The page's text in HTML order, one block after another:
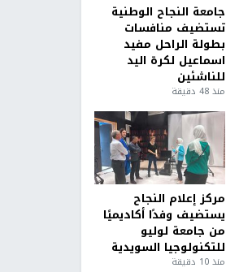
جامعة النجاح الوطنية
تستضيف منافسات
بطولة الراحل مفيد
اسماعيل لكرة اليد
للناشئين
منذ 48 دقيقة
مركز إعلام النجاح
يستضيف وفدًا أكاديميًا
من جامعة لوليو
للتكنولوجيا السويدية
منذ 10 دقيقة